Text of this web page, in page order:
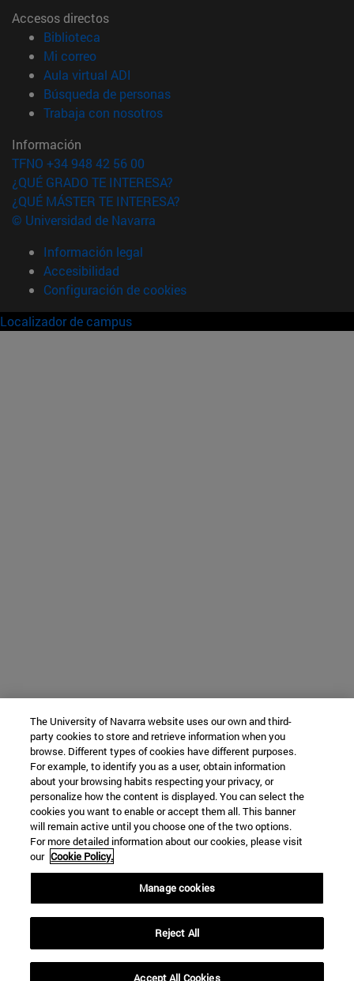
Accesos directos
Biblioteca
Mi correo(abre en nueva ventana)
Aula virtual ADI
Búsqueda de personas(abre en nueva ventana)
Trabaja con nosotros(abre en nueva ventana)
Información
TFNO +34 948 42 56 00
¿QUÉ GRADO TE INTERESA?
¿QUÉ MÁSTER TE INTERESA?
© Universidad de Navarra
Información legal
Accesibilidad
Configuración de cookies
Localizador de campus
The University of Navarra website uses our own and third-
party cookies to store and retrieve information when you
browse. Different types of cookies have different purposes.
For example, to identify you as a user, obtain information
about your browsing habits respecting your privacy, or
personalize how the content is displayed. You can select the
cookies you want to enable or accept them all. This banner
will remain active until you choose one of the two options.
For more detailed information about our cookies, please visit
our Cookie Policy.
Manage cookies
Reject All
Accept All Cookies